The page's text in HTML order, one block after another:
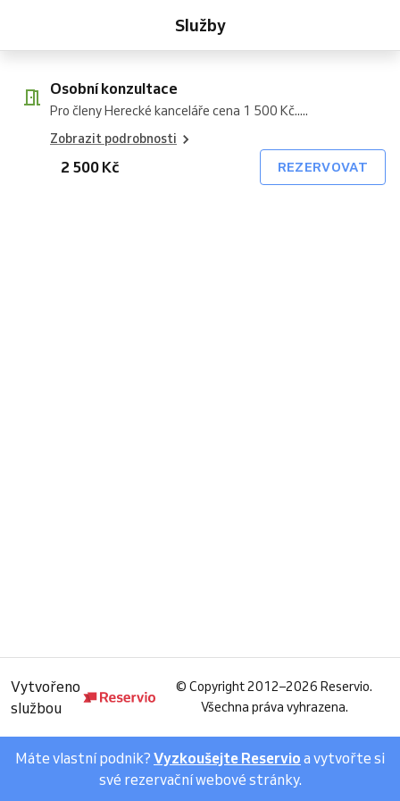
Služby
Osobní konzultace
Pro členy Herecké kanceláře cena 1 500 Kč.....
Zobrazit podrobnosti
2 500 Kč REZERVOVAT
Vytvořeno
službou
© Copyright 2012–2026 Reservio.
Všechna práva vyhrazena.
Máte vlastní podnik? Vyzkoušejte Reservio a vytvořte si
své rezervační webové stránky.